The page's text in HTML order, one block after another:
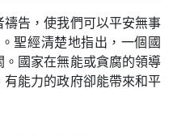
告，使我們可以平安無事
聖經清楚地指出，一個國
國家在無能或貪腐的領導
能力的政府卻能帶來和平